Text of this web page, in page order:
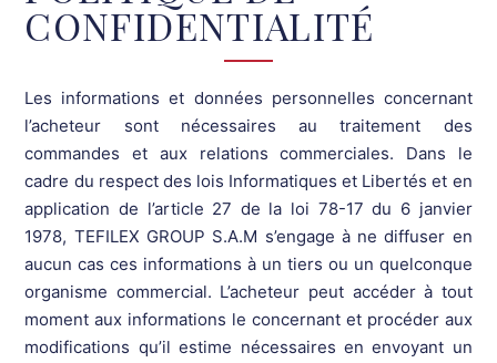
CONFIDENTIALITÉ
Les informations et données personnelles concernant
l’acheteur sont nécessaires au traitement des
commandes et aux relations commerciales. Dans le
cadre du respect des lois Informatiques et Libertés et en
application de l’article 27 de la loi 78-17 du 6 janvier
1978, TEFILEX GROUP S.A.M s’engage à ne diffuser en
aucun cas ces informations à un tiers ou un quelconque
organisme commercial. L’acheteur peut accéder à tout
moment aux informations le concernant et procéder aux
modifications qu’il estime nécessaires en envoyant un